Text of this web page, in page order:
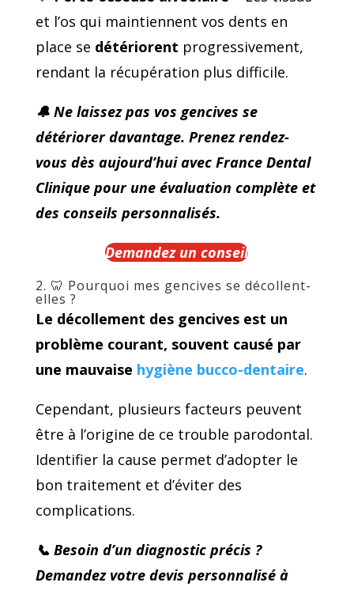
et l’os qui maintiennent vos dents en
place se détériorent progressivement,
rendant la récupération plus difficile.
🔔 Ne laissez pas vos gencives se
détériorer davantage. Prenez rendez-
vous dès aujourd’hui avec France Dental
Clinique pour une évaluation complète et
des conseils personnalisés.
Demandez un conseil
2. 🦷 Pourquoi mes gencives se décollent-
elles ?
Le décollement des gencives est un
problème courant, souvent causé par
une mauvaise hygiène bucco-dentaire.
Cependant, plusieurs facteurs peuvent
être à l’origine de ce trouble parodontal.
Identifier la cause permet d’adopter le
bon traitement et d’éviter des
complications.
📞 Besoin d’un diagnostic précis ?
Demandez votre devis personnalisé à